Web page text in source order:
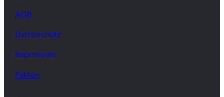
AGB
Datenschutz
Impressum
Fakten